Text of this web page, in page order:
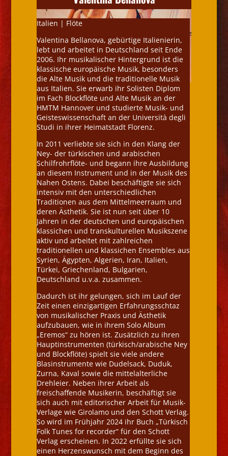
Italien | Flöte
Valentina Bellanova, gebürtige Italienierin,
lebt und arbeitet in Deutschland seit Ende
2006. Ihr musikalischer Hintergrund ist die
klassische europäische Musik, besonders
die Alte Musik und die traditionelle Musik
aus Italien. Sie erwarb ihr Solisten Diplom
im Fach Blockflöte und Alte Musik an der
HMTM Hannover und studierte Musik- und
Geisteswissenschaft an der Università degli
Studi in ihrer Heimatstadt Florenz.
In 2011 verliebte sie sich in den Klang der
Ney- der türkischen und arabischen
Schilfrohrflöte- und begann ihre Ausbildung
an diesem Instrument und in der Musik des
Nahen Ostens. Dabei beschäftigte sie sich
intensiv mit den unterschiedlichen
Traditionen aus dem Mittelmeerraum und
deren Ästhetik. Sie ist nun seit über 10
Jahren in der deutschen und europäischen
klassichen und transkulturellen Musikszene
aktiv und arbeitet mit zahlreichen
traditionellen und klassichen Ensembles aus
Syrien, Ägypten, Algerien, Iran, Italien,
Türkei, Griechenland, Bulgarien,
Deutschland u.v.a. zusammen.
Dadurch ist ihr gelungen, sich im Lauf der
Zeit einen einzigartigen Erfahrungsschtaz
von musikalischer Praxis und Ästhetik
aufzubauen, wie in ihrem Solo Album
„Eremos“ zu hören ist. Zusätzlich zu ihren
Hauptinstrumenten (türkisch/arabische Ney
und Blockflöte) spielt sie viele andere
Blasinstrumente wie Dudelsack, Duduk,
Zurna, Kaval sowie die mittelalterliche
Drehleier. Neben ihrer Arbeit als
freischaffende Musikerin, beschäftigt sie
sich auch mit editorischer Arbeit für Musik-
Verlage wie Girolamo und den Schott Verlag.
So wird im Frühjahr 2024 ihr Buch „Türkisch
Folk Tunes for recorder“ für den Schott
Verlag erscheinen. In 2022 erfüllte sie sich
einen Herzenswunsch mit dem Beginn des